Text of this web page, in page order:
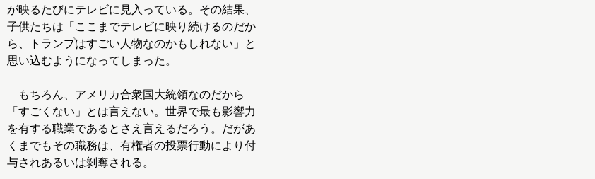
が映るたびにテレビに見入っている。その結果、
子供たちは「ここまでテレビに映り続けるのだか
ら、トランプはすごい人物なのかもしれない」と
思い込むようになってしまった。
もちろん、アメリカ合衆国大統領なのだから
「すごくない」とは言えない。世界で最も影響力
を有する職業であるとさえ言えるだろう。だがあ
くまでもその職務は、有権者の投票行動により付
与されあるいは剝奪される。